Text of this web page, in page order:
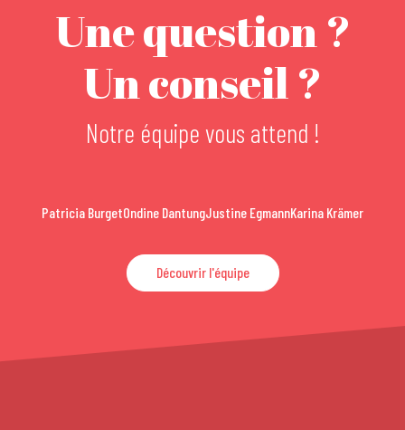
Une question ?
Un conseil ?
Notre équipe vous attend !
Patricia BurgetOndine DantungJustine EgmannKarina Krämer
Découvrir l'équipe